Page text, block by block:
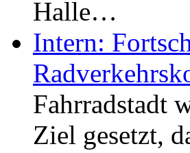
Halle…
Intern:
Fahrradstadt
Ziel gesetzt,